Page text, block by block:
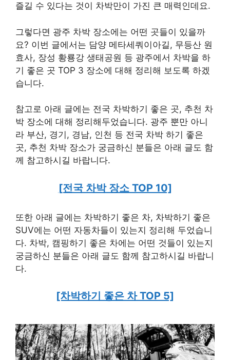
즐길 수 있다는 것이 차박만이 가진 큰 매력인데요.
그렇다면 광주 차박 장소에는 어떤 곳들이 있을까
요? 이번 글에서는 담양 메타세쿼이아길, 무등산 원
효사, 장성 황룡강 생태공원 등 광주에서 차박을 하
기 좋은 곳 TOP 3 장소에 대해 정리해 보도록 하겠
습니다.
참고로 아래 글에는 전국 차박하기 좋은 곳, 추천 차
박 장소에 대해 정리해두었습니다. 광주 뿐만 아니
라 부산, 경기, 경남, 인천 등 전국 차박 하기 좋은
곳, 추천 차박 장소가 궁금하신 분들은 아래 글도 함
께 참고하시길 바랍니다.
[전국 차박 장소 TOP 10]
또한 아래 글에는 차박하기 좋은 차, 차박하기 좋은
SUV에는 어떤 자동차들이 있는지 정리해 두었습니
다. 차박, 캠핑하기 좋은 차에는 어떤 것들이 있는지
궁금하신 분들은 아래 글도 함께 참고하시길 바랍니
다.
[차박하기 좋은 차 TOP 5]